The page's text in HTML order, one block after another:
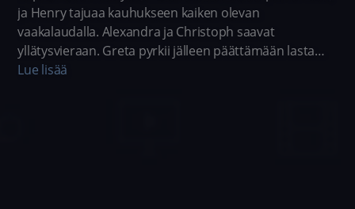
ja Henry tajuaa kauhukseen kaiken olevan
vaakalaudalla. Alexandra ja Christoph saavat
yllätysvieraan. Greta pyrkii jälleen päättämään lasta
koskevista asioista yksin.
Lue lisää